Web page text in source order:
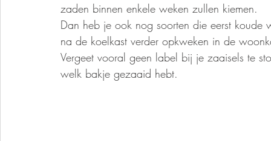
zaden binnen enkele weken zullen kiemen.
Dan heb je ook nog soorten die eerst koude
na de koelkast verder opkweken in de
Vergeet vooral geen label bij je zaaisels te
welk bakje gezaaid hebt.